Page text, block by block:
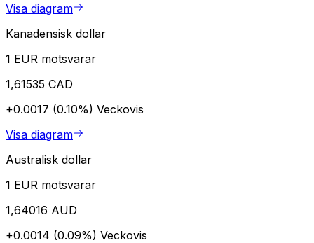
Visa diagram
Kanadensisk dollar
1 EUR motsvarar
1,61535 CAD
+0.0017 (0.10%) Veckovis
Visa diagram
Australisk dollar
1 EUR motsvarar
1,64016 AUD
+0.0014 (0.09%) Veckovis